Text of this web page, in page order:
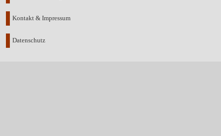
Kontakt & Impressum
Datenschutz